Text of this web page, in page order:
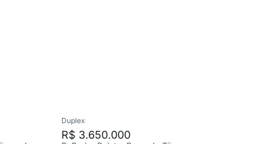
Duplex
R$ 3.650.000